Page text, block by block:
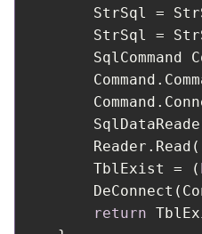
StrSql =
StrSql =
SqlCommand
        TblExist = (
return